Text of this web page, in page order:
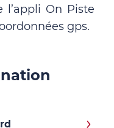
l’appli On Piste
gps.